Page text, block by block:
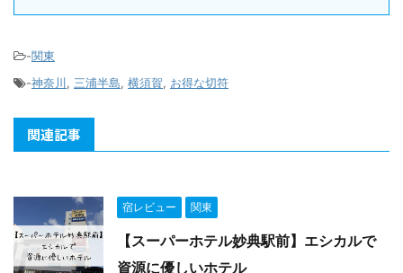
-関東
-神奈川, 三浦半島, 横須賀, お得な切符
関連記事
宿レビュー 関東
【スーパーホテル妙典駅前】エシカルで
資源に優しいホテル